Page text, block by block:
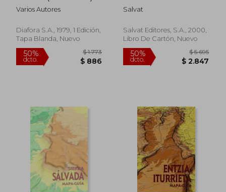
50%
dcto.
50%
dcto.
Varios Autores
Diafora S.A., 1979, 1 Edición,
Tapa Blanda, Nuevo
Salvat
Salvat Editores, S.A., 2000,
Libro De Cartón, Nuevo